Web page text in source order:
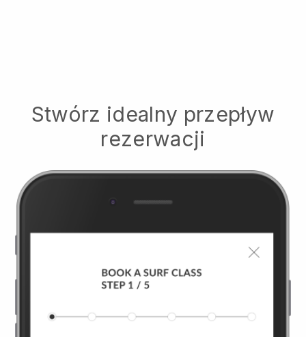
Stwórz idealny przepływ
rezerwacji